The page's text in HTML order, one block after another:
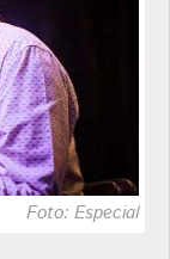
Foto: Especial